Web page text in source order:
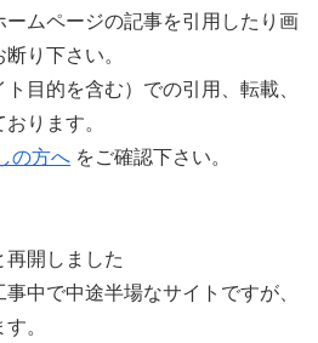
ムページの記事を引用したり画
り下さい。
目的を含む）での引用、転載、
ります。
の方へ をご確認下さい。
開しました
中で中途半場なサイトですが、
。